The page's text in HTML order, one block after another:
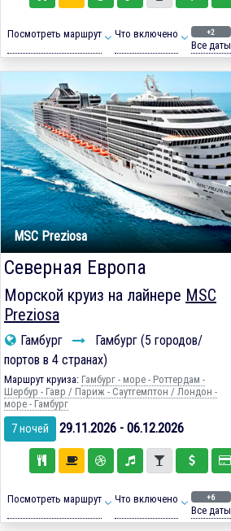
Посмотреть маршрут Что включено +2
Все даты
MSC Preziosa
Северная Европа
Морской круиз на лайнере MSC
Preziosa
Гамбург
Гамбург (5 городов/
портов в 4 странах)
Маршрут круиза: Гамбург - море - Роттердам -
Шербур - Гавр / Париж - Саутгемптон / Лондон -
море - Гамбург
7 ночей 29.11.2026 - 06.12.2026
Посмотреть маршрут Что включено +6
Все даты